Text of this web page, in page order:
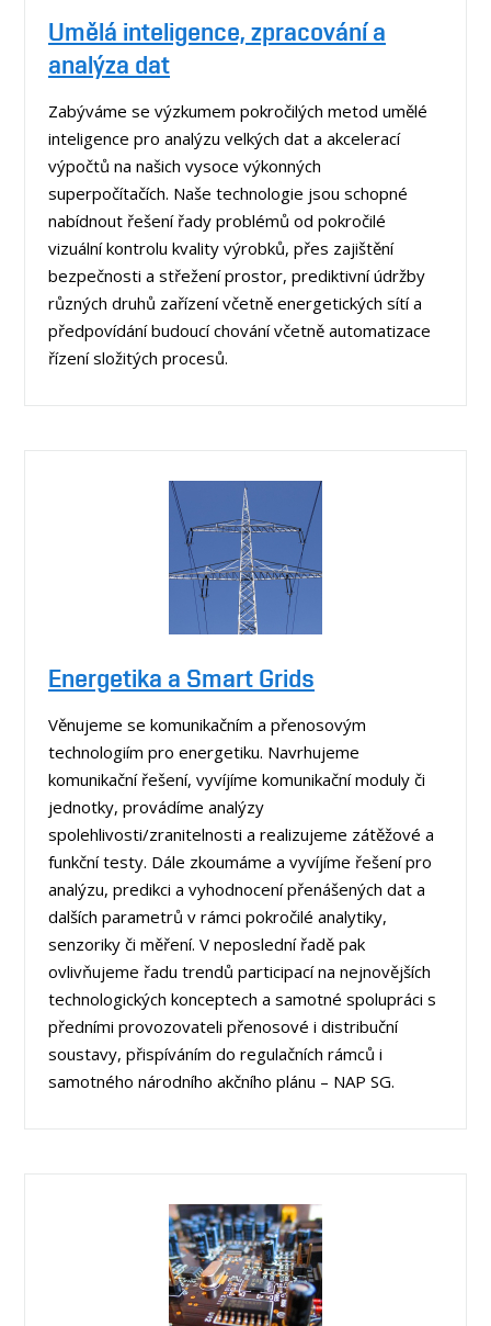
Umělá inteligence, zpracování a
analýza dat
Zabýváme se výzkumem pokročilých metod umělé
inteligence pro analýzu velkých dat a akcelerací
výpočtů na našich vysoce výkonných
superpočítačích. Naše technologie jsou schopné
nabídnout řešení řady problémů od pokročilé
vizuální kontrolu kvality výrobků, přes zajištění
bezpečnosti a střežení prostor, prediktivní údržby
různých druhů zařízení včetně energetických sítí a
předpovídání budoucí chování včetně automatizace
řízení složitých procesů.
Energetika a Smart Grids
Věnujeme se komunikačním a přenosovým
technologiím pro energetiku. Navrhujeme
komunikační řešení, vyvíjíme komunikační moduly či
jednotky, provádíme analýzy
spolehlivosti/zranitelnosti a realizujeme zátěžové a
funkční testy. Dále zkoumáme a vyvíjíme řešení pro
analýzu, predikci a vyhodnocení přenášených dat a
dalších parametrů v rámci pokročilé analytiky,
senzoriky či měření. V neposlední řadě pak
ovlivňujeme řadu trendů participací na nejnovějších
technologických konceptech a samotné spolupráci s
předními provozovateli přenosové i distribuční
soustavy, přispíváním do regulačních rámců i
samotného národního akčního plánu – NAP SG.